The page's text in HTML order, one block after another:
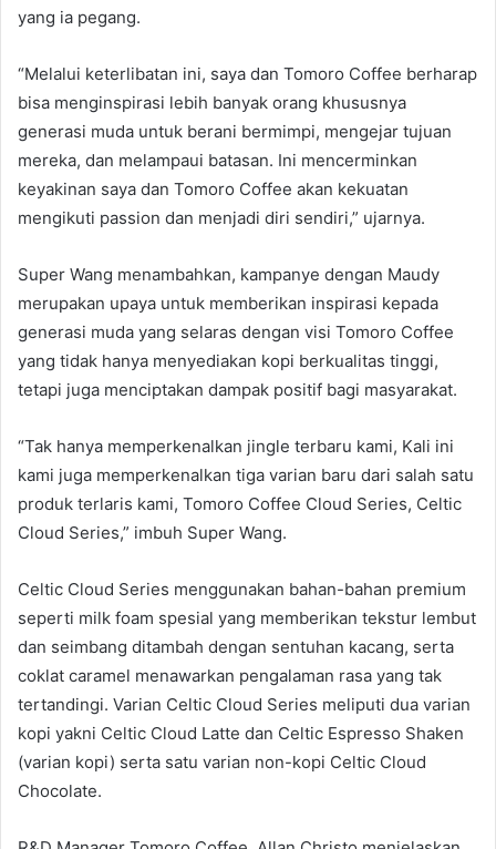
yang ia pegang.
“Melalui keterlibatan ini, saya dan Tomoro Coffee berharap
bisa menginspirasi lebih banyak orang khususnya
generasi muda untuk berani bermimpi, mengejar tujuan
mereka, dan melampaui batasan. Ini mencerminkan
keyakinan saya dan Tomoro Coffee akan kekuatan
mengikuti passion dan menjadi diri sendiri,” ujarnya.
Super Wang menambahkan, kampanye dengan Maudy
merupakan upaya untuk memberikan inspirasi kepada
generasi muda yang selaras dengan visi Tomoro Coffee
yang tidak hanya menyediakan kopi berkualitas tinggi,
tetapi juga menciptakan dampak positif bagi masyarakat.
“Tak hanya memperkenalkan jingle terbaru kami, Kali ini
kami juga memperkenalkan tiga varian baru dari salah satu
produk terlaris kami, Tomoro Coffee Cloud Series, Celtic
Cloud Series,” imbuh Super Wang.
Celtic Cloud Series menggunakan bahan-bahan premium
seperti milk foam spesial yang memberikan tekstur lembut
dan seimbang ditambah dengan sentuhan kacang, serta
coklat caramel menawarkan pengalaman rasa yang tak
tertandingi. Varian Celtic Cloud Series meliputi dua varian
kopi yakni Celtic Cloud Latte dan Celtic Espresso Shaken
(varian kopi) serta satu varian non-kopi Celtic Cloud
Chocolate.